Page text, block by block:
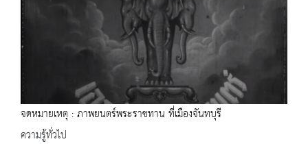
จดหมายเหตุ : ภาพยนตร์พระราชทาน ที่เมืองจันทบุรี
ความรู้ทั่วไป